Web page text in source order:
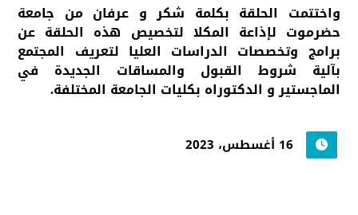
واختتمت الحلقة بكلمة شكر و عرفان من جامعة
حضرموت لإذاعة المكلا لتخصيص هذه الحلقة عن
برامج وتخصصات الدراسات العليا لتعريف المجتمع
بآلية شروط القبول والمساقات الجديدة في
الماجستير و الدكتوراه بكليات الجامعة المختلفة.
16 أغسطس، 2023